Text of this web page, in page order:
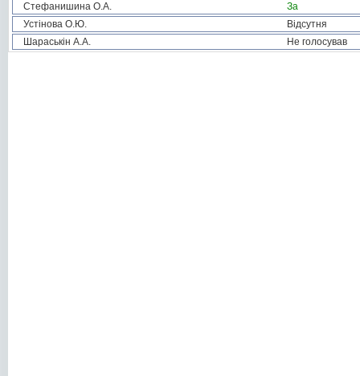
Стефанишина О.А.
За
Устінова О.Ю.
Відсутня
Шараськін А.А.
Не голосував